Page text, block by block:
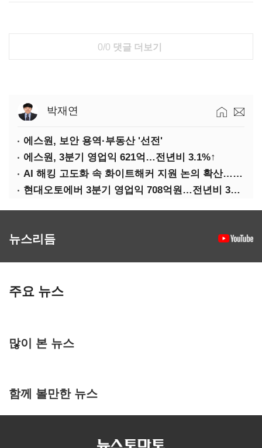
0/0 댓글 더보기
박재연
에스원, 보안 용역·부동산 '선전'
에스원, 3분기 영업익 621억…전년비 3.1%↑
AI 해킹 고도화 속 화이트해커 지원 논의 확산…'버그바운티' 재조명
현대오토에버 3분기 영업익 708억원…전년비 34.8%↑
뉴스리듬
주요 뉴스
많이 본 뉴스
함께 볼만한 뉴스